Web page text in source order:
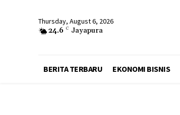
Thursday, August 6, 2026
24.6 C Jayapura
BERITA TERBARU EKONOMI BISNIS